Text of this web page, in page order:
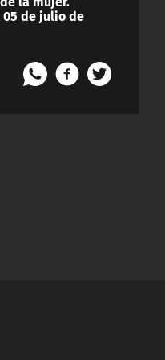
de julio de